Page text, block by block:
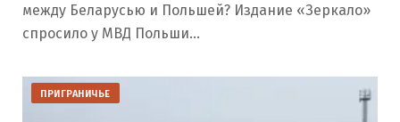
между Беларусью и Польшей? Издание «Зеркало»
спросило у МВД Польши…
ПРИГРАНИЧЬЕ